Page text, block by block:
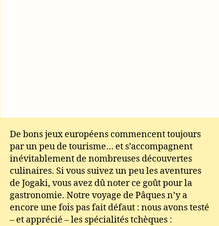
De bons jeux européens commencent toujours
par un peu de tourisme… et s’accompagnent
inévitablement de nombreuses découvertes
culinaires. Si vous suivez un peu les aventures
de Jogaki, vous avez dû noter ce goût pour la
gastronomie. Notre voyage de Pâques n’y a
encore une fois pas fait défaut : nous avons testé
– et apprécié – les spécialités tchèques :